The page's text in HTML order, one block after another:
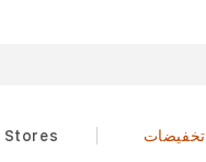
تخفيضات Stores